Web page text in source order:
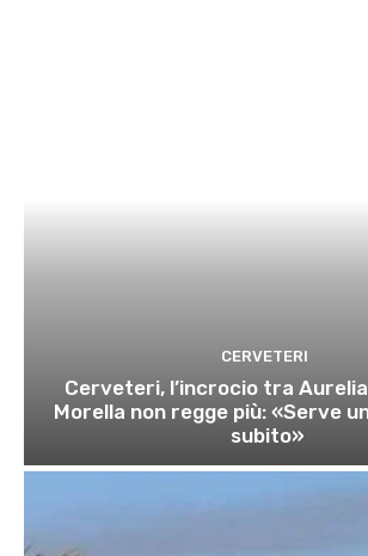
CERVETERI
Cerveteri, l’incrocio tra
Morella non regge più: «Serve
subito»